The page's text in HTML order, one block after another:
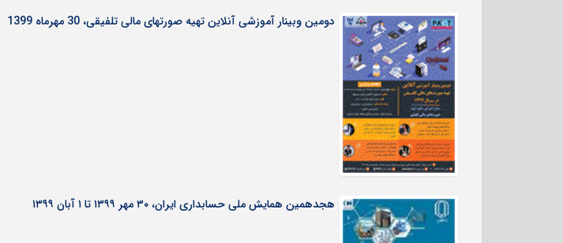
دومین وبینار آموزشی آنلاین تهیه صورتهای مالی تلفیقی، 30 مهرماه 1399
هجدهمین همایش ملی حسابداری ایران، ۳۰ مهر ۱۳۹۹ تا ۱ آبان ۱۳۹۹